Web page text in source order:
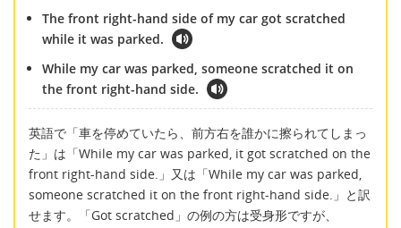
The front right-hand side of my car got scratched
while it was parked.
While my car was parked, someone scratched it on
the front right-hand side.
英語で「車を停めていたら、前方右を誰かに擦られてしまっ
た」は「While my car was parked, it got scratched on the
front right-hand side.」又は「While my car was parked,
someone scratched it on the front right-hand side.」と訳
せます。「Got scratched」の例の方は受身形ですが、